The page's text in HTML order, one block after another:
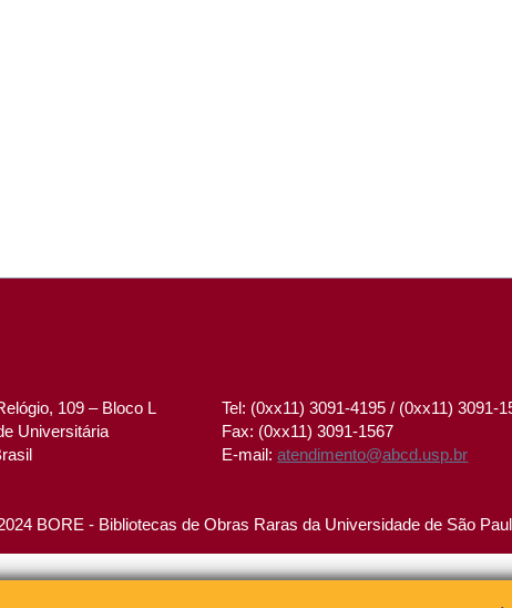
109 – Bloco L
Universitária
Tel: (0xx11) 3091-4195 / (0xx11) 3091-
Fax: (0xx11) 3091-1567
E-mail:atendimento@abcd.usp.br
BORE - Bibliotecas de Obras Raras da Universidade de São